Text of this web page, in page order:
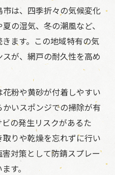
の極意とは
すべきポイント
業者の見極め方
戸業者を選ぶコツ
者の特徴と利点
比較チェックリスト
効果を比較検証
する際の費用感とは
戸メンテナンス費用比較
メリットと注意点
は、四季折々の気候変化
の湿気、冬の潮風など、
ます。この地域特有の気
が、網戸の耐久性を高め
粉や黄砂が付着しやすい
いスポンジでの掃除が有
の発生リスクがあるた
りや乾燥を忘れずに行い
対策として防錆スプレー
す。